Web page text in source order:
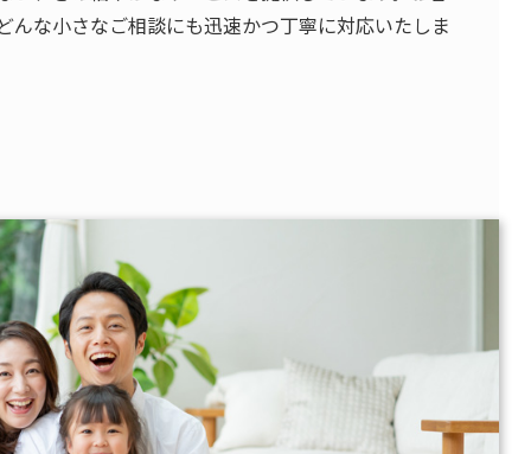
んな小さなご相談にも迅速かつ丁寧に対応いたしま